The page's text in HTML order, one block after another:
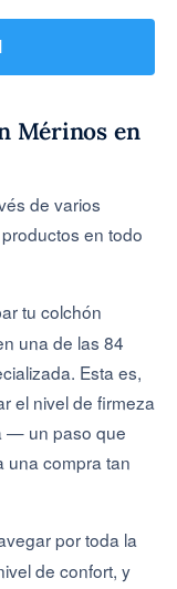
Mérinos en
de varios
en todo
tu colchón
una de las 84
Esta es,
el nivel de firmeza
— un paso que
una compra tan
por toda la
de confort, y